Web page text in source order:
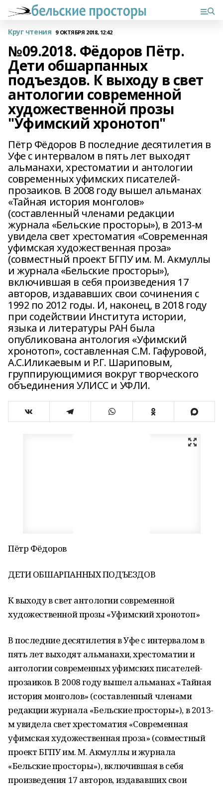
Круг чтения 9 ОКТЯБРЯ 2018, 12:42
№09.2018. Фёдоров Пётр.
Дети обшарпанных
подъездов. К выходу в свет
антологии современной
художественной прозы
"Уфимский хронотоп"
Пётр Фёдоров В последние десятилетия в
Уфе с интервалом в пять лет выходят
альманахи, хрестоматии и антологии
современных уфимских писателей-
прозаиков. В 2008 году вышел альманах
«Тайная история монголов»
(составленный членами редакции
журнала «Бельские просторы»), в 2013-м
увидела свет хрестоматия «Современная
уфимская художественная проза»
(совместный проект БГПУ им. М. Акмуллы
и журнала «Бельские просторы»),
включившая в себя произведения 17
авторов, издававших свои сочинения с
1992 по 2012 годы. И, наконец, в 2018 году
при содействии Института истории,
языка и литературы РАН была
опубликована антология «Уфимский
хронотоп», составленная С.М. Гафуровой,
А.С.Иликаевым и Р.Г. Шариповым,
группирующимися вокруг творческого
объединения УЛИСС и УФЛИ.
Пётр Фёдоров
ДЕТИ ОБШАРПАННЫХ ПОДЪЕЗДОВ
К выходу в свет антологии современной
художественной прозы «Уфимский хронотоп»
В последние десятилетия в Уфе с интервалом в
пять лет выходят альманахи, хрестоматии и
антологии современных уфимских писателей-
прозаиков. В 2008 году вышел альманах «Тайная
история монголов» (составленный членами
редакции журнала «Бельские просторы»), в 2013-
м увидела свет хрестоматия «Современная
уфимская художественная проза» (совместный
проект БГПУ им. М. Акмуллы и журнала
«Бельские просторы»), включившая в себя
произведения 17 авторов, издававших свои